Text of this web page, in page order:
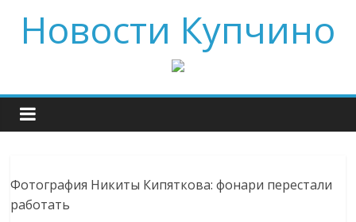
Новости Купчино
Фотография Никиты Кипяткова: фонари перестали
работать